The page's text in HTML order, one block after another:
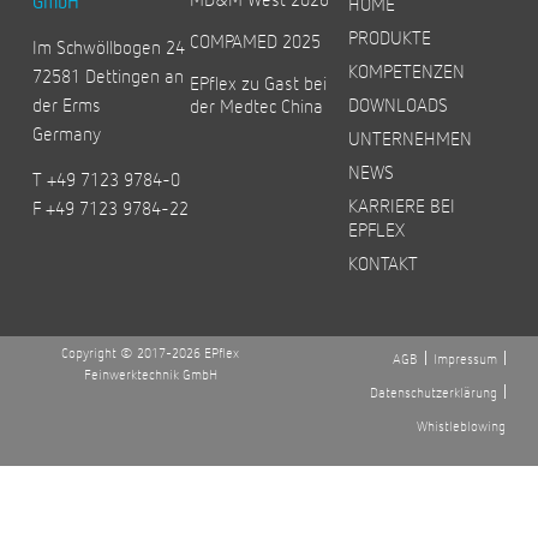
Im Schwöllbogen 24
72581 Dettingen an
der Erms
Germany
T +49 7123 9784-0
F +49 7123 9784-22
COMPAMED 2025
EPflex zu Gast bei
der Medtec China
PRODUKTE
KOMPETENZEN
DOWNLOADS
UNTERNEHMEN
NEWS
KARRIERE BEI
EPFLEX
KONTAKT
Copyright © 2017-2026 EPflex
Feinwerktechnik GmbH
AGB
Impressum
Datenschutzerklärung
Whistleblowing